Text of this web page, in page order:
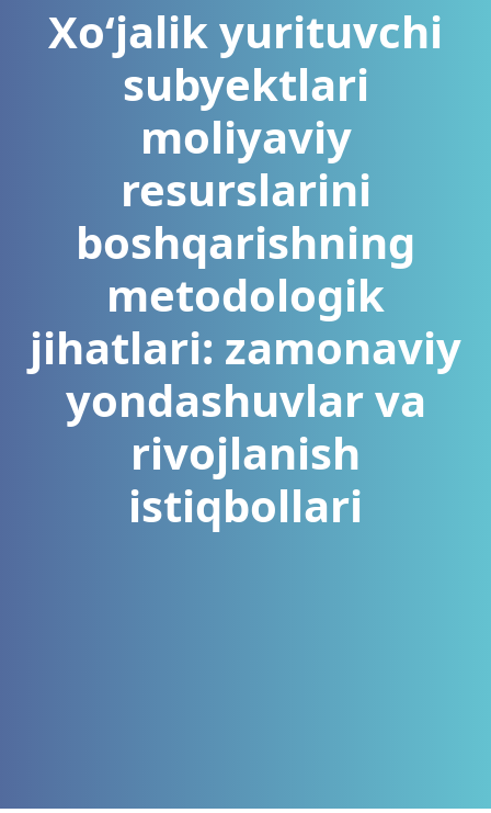
Xo‘jalik yurituvchi
subyektlari
moliyaviy
resurslarini
boshqarishning
metodologik
jihatlari: zamonaviy
yondashuvlar va
rivojlanish
istiqbollari